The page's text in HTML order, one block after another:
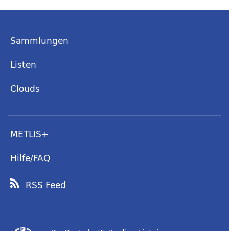
Sammlungen
Listen
Clouds
METLIS+
Hilfe/FAQ
RSS Feed